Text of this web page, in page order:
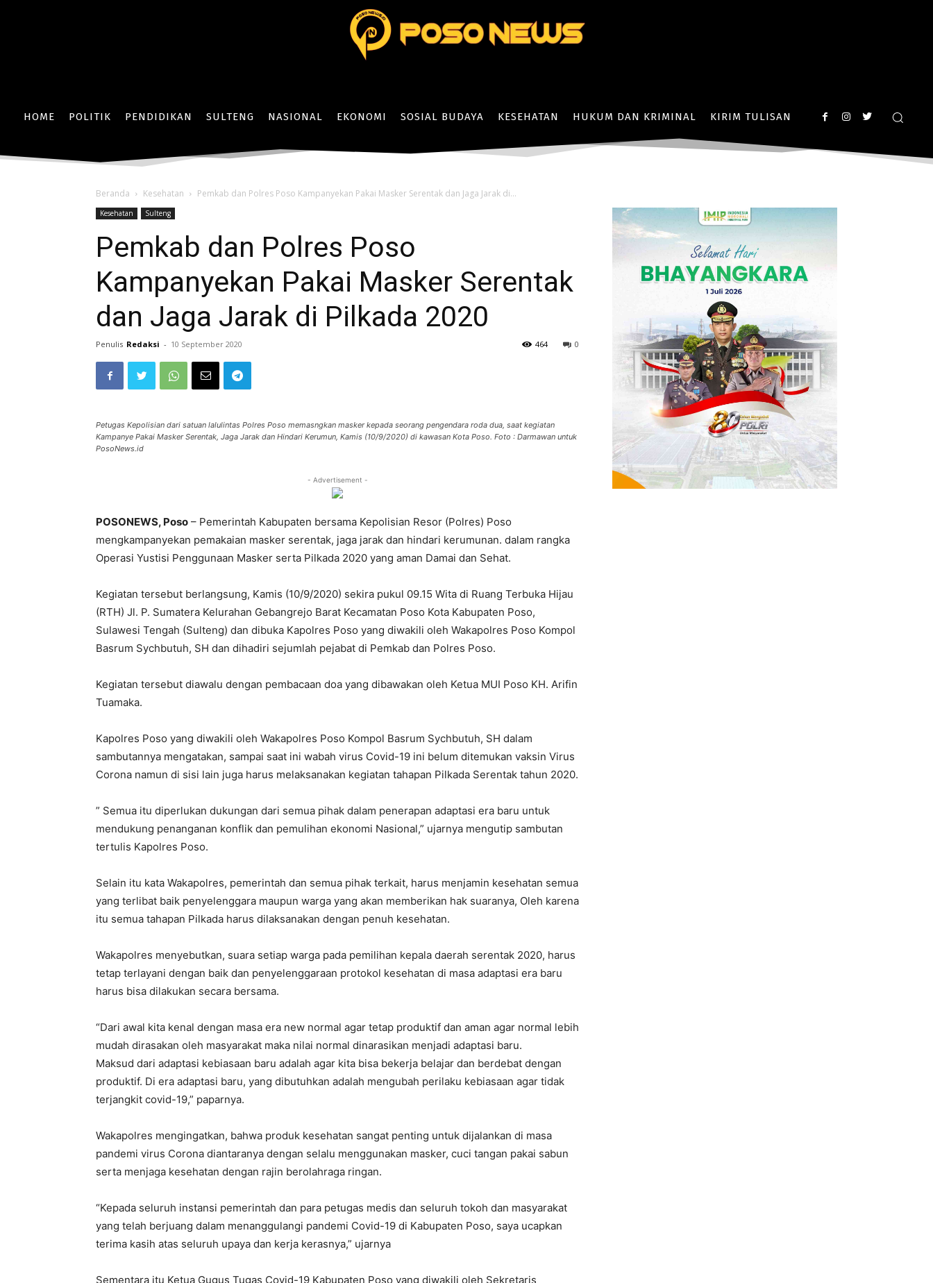
HOME POLITIK PENDIDIKAN SULTENG NASIONAL EKONOMI SOSIAL BUDAYA KESEHATAN HUKUM DAN KRIMINAL KIRIM TULISAN
Beranda Kesehatan Pemkab dan Polres Poso Kampanyekan Pakai Masker Serentak dan Jaga Jarak di...
Kesehatan Sulteng
Pemkab dan Polres Poso
Kampanyekan Pakai Masker Serentak
dan Jaga Jarak di Pilkada 2020
Penulis Redaksi - 10 September 2020 0
464
Petugas Kepolisian dari satuan lalulintas Polres Poso memasngkan masker kepada seorang pengendara roda dua, saat kegiatan
Kampanye Pakai Masker Serentak, Jaga Jarak dan Hindari Kerumun, Kamis (10/9/2020) di kawasan Kota Poso. Foto : Darmawan untuk
PosoNews.id
- Advertisement -
POSONEWS, Poso – Pemerintah Kabupaten bersama Kepolisian Resor (Polres) Poso
mengkampanyekan pemakaian masker serentak, jaga jarak dan hindari kerumunan. dalam rangka
Operasi Yustisi Penggunaan Masker serta Pilkada 2020 yang aman Damai dan Sehat.
Kegiatan tersebut berlangsung, Kamis (10/9/2020) sekira pukul 09.15 Wita di Ruang Terbuka Hijau
(RTH) Jl. P. Sumatera Kelurahan Gebangrejo Barat Kecamatan Poso Kota Kabupaten Poso,
Sulawesi Tengah (Sulteng) dan dibuka Kapolres Poso yang diwakili oleh Wakapolres Poso Kompol
Basrum Sychbutuh, SH dan dihadiri sejumlah pejabat di Pemkab dan Polres Poso.
Kegiatan tersebut diawalu dengan pembacaan doa yang dibawakan oleh Ketua MUI Poso KH. Arifin
Tuamaka.
Kapolres Poso yang diwakili oleh Wakapolres Poso Kompol Basrum Sychbutuh, SH dalam
sambutannya mengatakan, sampai saat ini wabah virus Covid-19 ini belum ditemukan vaksin Virus
Corona namun di sisi lain juga harus melaksanakan kegiatan tahapan Pilkada Serentak tahun 2020.
” Semua itu diperlukan dukungan dari semua pihak dalam penerapan adaptasi era baru untuk
mendukung penanganan konflik dan pemulihan ekonomi Nasional,” ujarnya mengutip sambutan
tertulis Kapolres Poso.
Selain itu kata Wakapolres, pemerintah dan semua pihak terkait, harus menjamin kesehatan semua
yang terlibat baik penyelenggara maupun warga yang akan memberikan hak suaranya, Oleh karena
itu semua tahapan Pilkada harus dilaksanakan dengan penuh kesehatan.
Wakapolres menyebutkan, suara setiap warga pada pemilihan kepala daerah serentak 2020, harus
tetap terlayani dengan baik dan penyelenggaraan protokol kesehatan di masa adaptasi era baru
harus bisa dilakukan secara bersama.
“Dari awal kita kenal dengan masa era new normal agar tetap produktif dan aman agar normal lebih
mudah dirasakan oleh masyarakat maka nilai normal dinarasikan menjadi adaptasi baru.
Maksud dari adaptasi kebiasaan baru adalah agar kita bisa bekerja belajar dan berdebat dengan
produktif. Di era adaptasi baru, yang dibutuhkan adalah mengubah perilaku kebiasaan agar tidak
terjangkit covid-19,” paparnya.
Wakapolres mengingatkan, bahwa produk kesehatan sangat penting untuk dijalankan di masa
pandemi virus Corona diantaranya dengan selalu menggunakan masker, cuci tangan pakai sabun
serta menjaga kesehatan dengan rajin berolahraga ringan.
“Kepada seluruh instansi pemerintah dan para petugas medis dan seluruh tokoh dan masyarakat
yang telah berjuang dalam menanggulangi pandemi Covid-19 di Kabupaten Poso, saya ucapkan
terima kasih atas seluruh upaya dan kerja kerasnya,” ujarnya
Sementara itu Ketua Gugus Tugas Covid-19 Kabupaten Poso yang diwakili oleh Sekretaris